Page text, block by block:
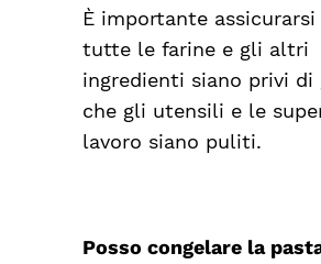
È importante assicurarsi
tutte le farine e gli altri
ingredienti siano privi di
che gli utensili e le
lavoro siano puliti.
Posso congelare la